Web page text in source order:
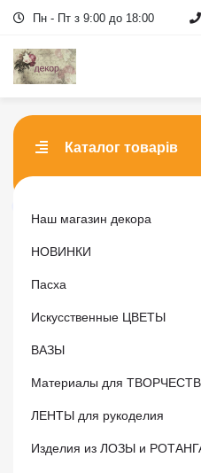
Пн - Пт з 9:00 до 18:00
Каталог товарів
Наш магазин декора
НОВИНКИ
Пасха
Искусственные ЦВЕТЫ
ВАЗЫ
Материалы для
ЛЕНТЫ для рукоделия
Изделия из ЛОЗЫ и